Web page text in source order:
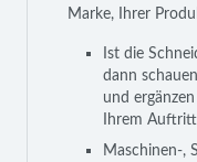
Marke, Ihrer
Ist die
dann
und
Ihrem
Maschinen-,